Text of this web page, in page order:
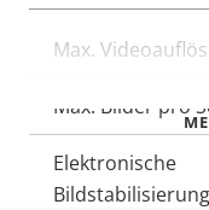
Max.
Max. Bilder pro
Elektronische
Bildstabilisierung